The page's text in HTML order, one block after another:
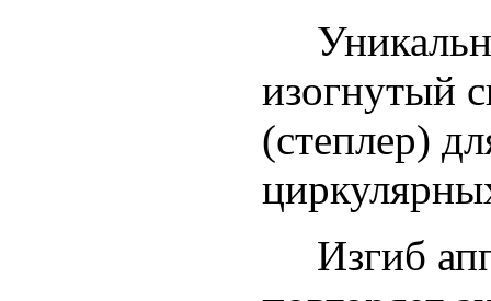
изогнутый
(степлер)
Изгиб